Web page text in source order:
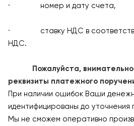
· номер и дату счета,
· ставку НДС в
НДС.
Пожалуйста, внимательно
реквизиты платежного
При наличии ошибок Ваши
идентифицированы до уточнения
Мы не сможем оперативно